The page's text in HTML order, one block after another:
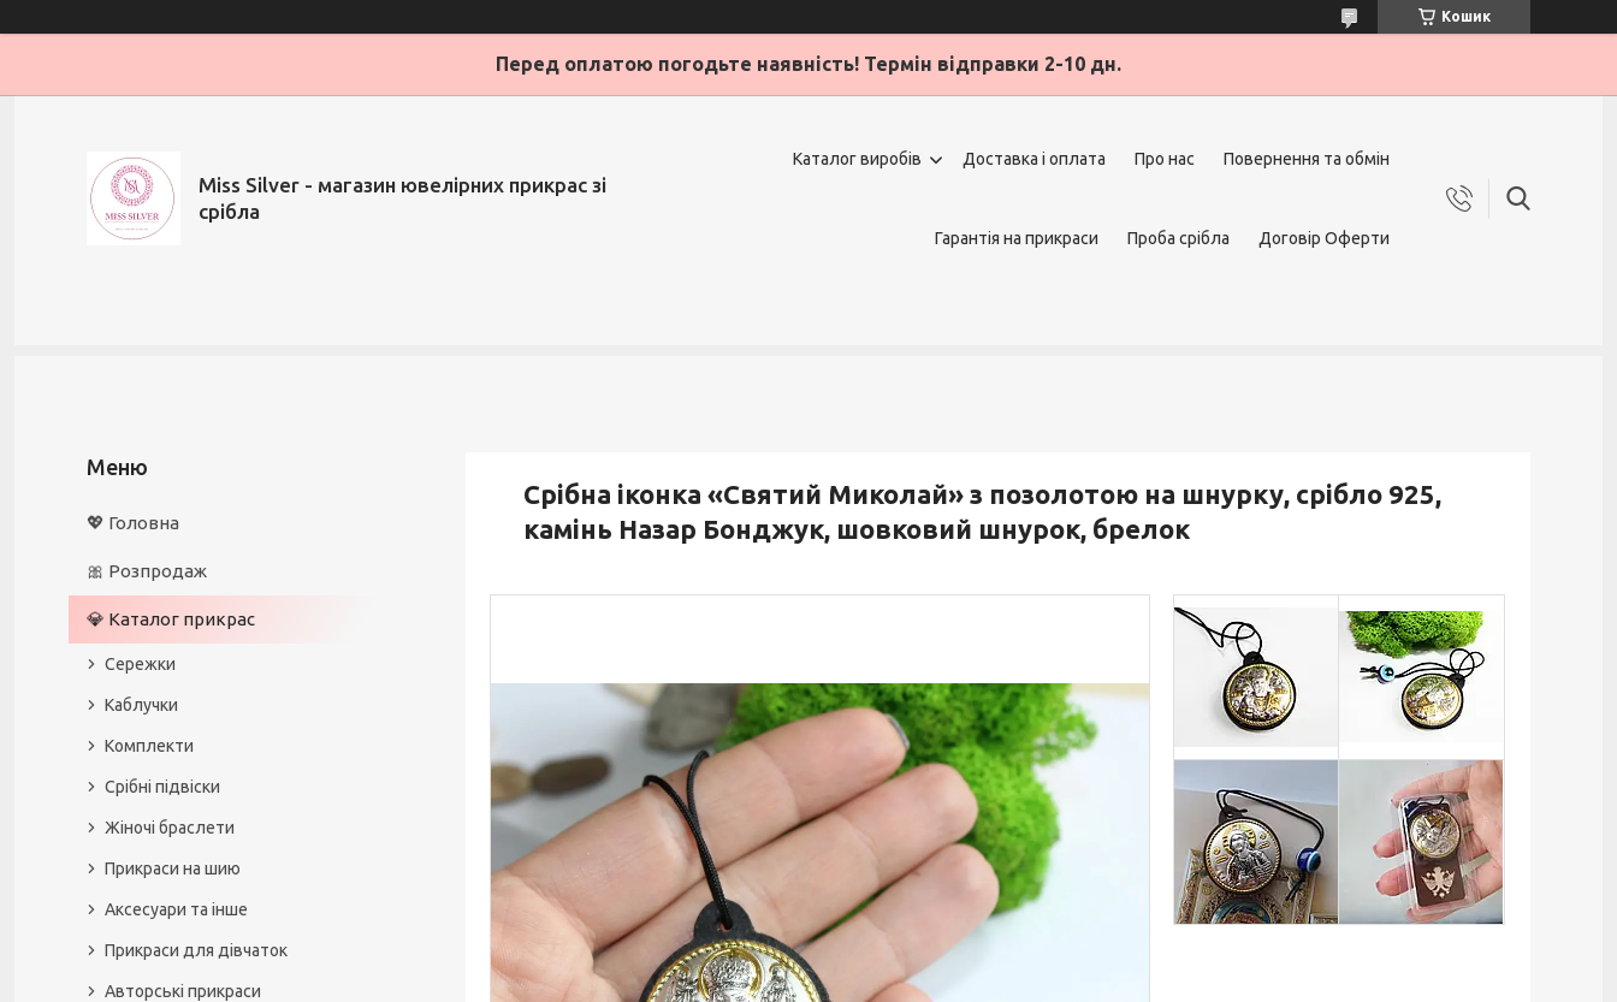
Кошик
Перед оплатою погодьте наявність! Термін відправки 2-10 дн.
Miss Silver - магазин ювелірних прикрас зі
срібла
Каталог виробів Доставка і оплата Про нас Повернення та обмін
Гарантія на прикраси Проба срібла Договір Оферти
Срібна іконка «Святий Миколай» з позолотою на шнурку, срібло 925,
камінь Назар Бонджук, шовковий шнурок, брелок
💖 Головна
🎀 Розпродаж
💎 Каталог прикрас
Сережки
Каблучки
Комплекти
Срібні підвіски
Жіночі браслети
Прикраси на шию
Аксесуари та інше
Прикраси для дівчаток
Авторські прикраси